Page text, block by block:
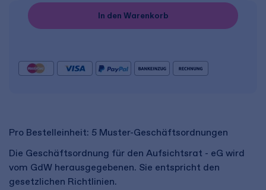
Pro Bestelleinheit: 5 Muster-Geschäftsordnungen
Die Geschäftsordnung für den Aufsichtsrat - eG wird
vom GdW herausgegebenen. Sie entspricht den
gesetzlichen Richtlinien.
In den Warenkorb